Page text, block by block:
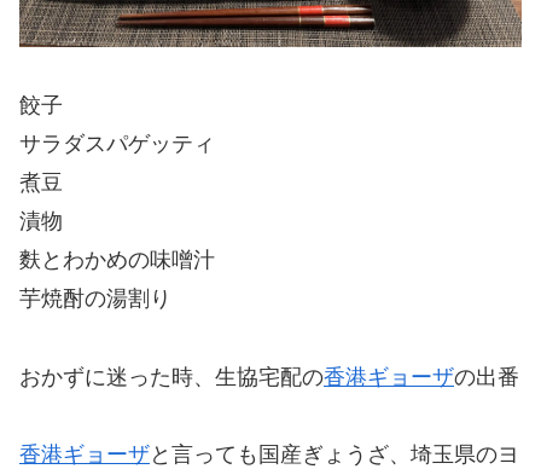
餃子
サラダスパゲッティ
煮豆
漬物
麩とわかめの味噌汁
芋焼酎の湯割り
おかずに迷った時、生協宅配の香港ギョーザの出番
香港ギョーザと言っても国産ぎょうざ、埼玉県のヨ